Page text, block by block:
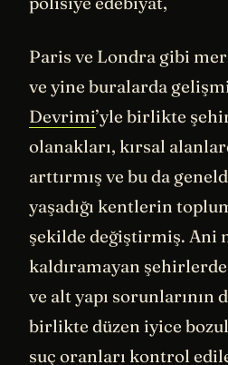
Paris ve Londra gibi
ve yine buralarda
Devrimi’yle birlikte
olanakları, kırsal
arttırmış ve bu da
yaşadığı kentlerin
şekilde değiştirmiş. Ani
kaldıramayan
ve alt yapı sorunlarının
birlikte düzen iyice
suç oranları kontrol